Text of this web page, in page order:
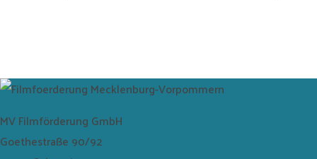
MV Filmförderung GmbH
Goethestraße 90/92